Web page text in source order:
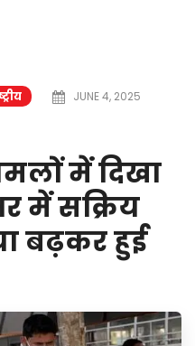
JUNE 4, 2025
में दिखा
में सक्रिय
बढ़कर हुई